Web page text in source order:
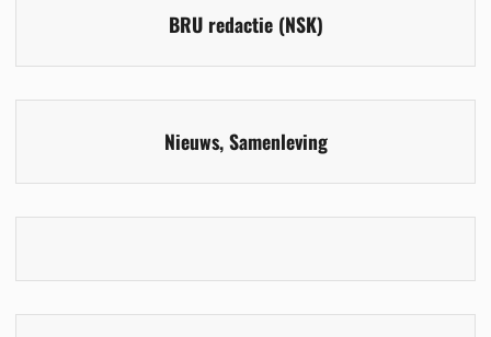
BRU redactie (NSK)
Nieuws,Samenleving